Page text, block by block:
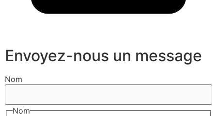
Envoyez-nous un message
Nom
Nom